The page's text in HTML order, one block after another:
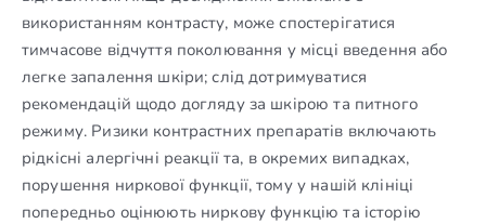
використанням контрасту, може спостерігатися
тимчасове відчуття поколювання у місці введення або
легке запалення шкіри; слід дотримуватися
рекомендацій щодо догляду за шкірою та питного
режиму. Ризики контрастних препаратів включають
рідкісні алергічні реакції та, в окремих випадках,
порушення ниркової функції, тому у нашій клініці
попередньо оцінюють ниркову функцію та історію